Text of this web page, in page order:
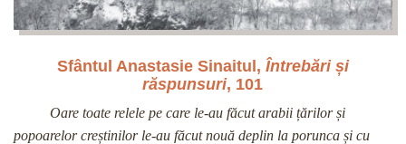
Sfântul Anastasie Sinaitul, Întrebări și
răspunsuri, 101
Oare toate relele pe care le-au făcut arabii țărilor și
popoarelor creștinilor le-au făcut nouă deplin la porunca și cu